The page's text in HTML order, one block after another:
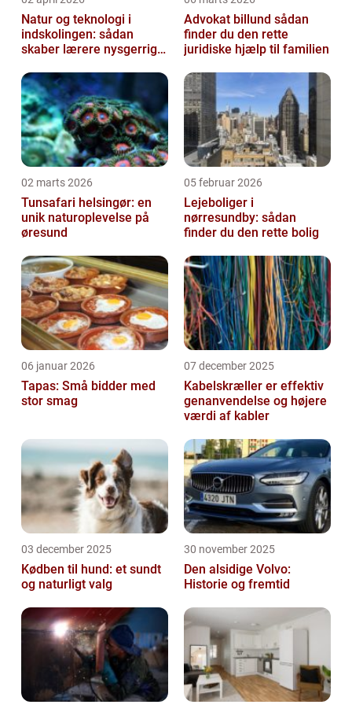
Natur og teknologi i
indskolingen: sådan
skaber lærere nysgerrige
Advokat billund sådan
finder du den rette
juridiske hjælp til familien
02 marts 2026
Tunsafari helsingør: en
unik naturoplevelse på
øresund
05 februar 2026
Lejeboliger i
nørresundby: sådan
finder du den rette bolig
06 januar 2026
Tapas: Små bidder med
stor smag
07 december 2025
Kabelskræller er effektiv
genanvendelse og højere
værdi af kabler
03 december 2025
Kødben til hund: et sundt
og naturligt valg
30 november 2025
Den alsidige Volvo:
Historie og fremtid